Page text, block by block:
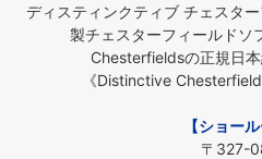
ディスティンクティブ チェスタ
製チェスターフィールド
Chesterfieldsの正規日本
《Distinctive
【ショール
〒327-